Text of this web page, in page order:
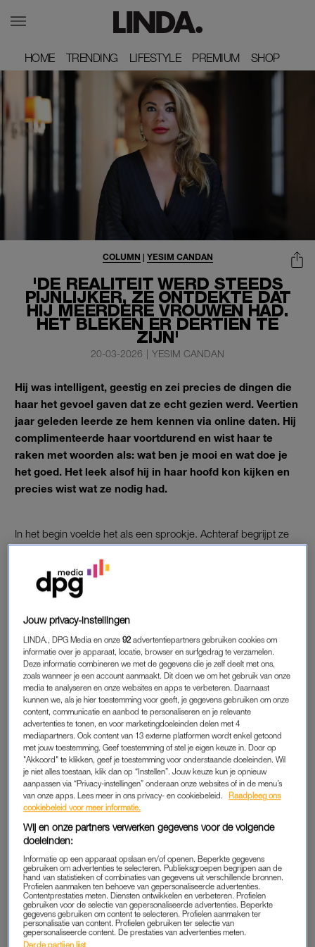
HOME
HOME TRENDING
TRENDING LIFESTYLE
LIFESTYLE PREMIUM
PREMIUM SHOP
SHOP
'DE REALITEIT WERD STEEDS
PIJNLIJKER, ZE ONTDEKTE DAT
HIJ MEERDERE VROUWEN HAD.
HET BLEKEN ER DERTIEN TE
ZIJN'
COLUMN | YESIM CANDAN
20-03-2026 | YESIM CANDAN
Hij was intelligent, geestig en zei precies de dingen die
haar het gevoel gaven dat ze echt gezien werd. Veertien
jaar geleden leerde ze hem kennen via online daten. Hij
complimenteerde haar voortdurend en wist haar te
raken met woorden als: wat ben je mooi en wat doe je
het goed. Het leek alsof hij in haar hoofd kon kijken en
precies wist wat ze nodig had.
In het begin voelde het als een sprookje. Achteraf begrijpt ze
dat dit‘love bombing’was: een overweldigende hoeveelheid
aandacht en liefde, die te mooi bleek om waar te zijn.
Trigger warning: dit artikel gaat over huiselijk geweld.
duwde haar weg en sprak openlijk over zijn twijfel aan
monogamie. Hij wilde zijn opties openhouden, terwijl zij zich
steeds meer aan hem bond. Tijdens de relatie begon hij te
schreeuwen en te schelden. Hij draaide situaties om en gaf
haar de schuld van zijn gedrag. Toch bleef hij haar tegelijkertijd
op een voetstuk plaatsen. Hij vertelde haar dat zij alles voor
hem was en dat hij haar nodig had. Die afwisseling tussen
afwijzing en verheerlijking zorgde voor verwarring en maakte
dat ze bleef hopen op de versie van hem uit het begin.
'Ze had zestig bewijsstukken:
werd de zaak geseponeerd'
LEES OOK
Toen ze gingen samenwonen, werd zijn gedrag grilliger. Hij
Jouw privacy-instellingen
LINDA., DPG Media en onze92 advertentiepartners gebruiken cookies om
informatie over je apparaat, locatie, browser en surfgedrag te verzamelen.
Deze informatie combineren we met de gegevens die je zelf deelt met ons,
zoals wanneer je een account aanmaakt. Dit doen we om het gebruik van onze
media te analyseren en onze websites en apps te verbeteren. Daarnaast
kunnen we, als je hier toestemming voor geeft, je gegevens gebruiken om onze
content, communicatie en aanbod te personaliseren en je relevante
advertenties te tonen, en voor marketingdoeleinden delen met 4
mediapartners. Ook content van 13 externe platformen wordt enkel getoond
met jouw toestemming. Geef toestemming of stel je eigen keuze in. Door op
"Akkoord" te klikken, geef je toestemming voor onderstaande doeleinden. Wil
je niet alles toestaan, klik dan op “Instellen”. Jouw keuze kun je opnieuw
aanpassen via “Privacy-instellingen” onderaan onze websites of in de menu’s
van onze apps. Lees meer in ons privacy- en cookiebeleid.
Raadpleeg ons
cookiebeleid voor meer informatie.
Wij en onze partners verwerken gegevens voor de volgende
doeleinden:
Informatie op een apparaat opslaan en/of openen. Beperkte gegevens
gebruiken om advertenties te selecteren. Publieksgroepen begrijpen aan de
hand van statistieken of combinaties van gegevens uit verschillende bronnen.
Profielen aanmaken ten behoeve van gepersonaliseerde advertenties.
Contentprestaties meten. Diensten ontwikkelen en verbeteren. Profielen
gebruiken voor de selectie van gepersonaliseerde advertenties. Beperkte
gegevens gebruiken om content te selecteren. Profielen aanmaken ter
personalisatie van content. Profielen gebruiken ter selectie van
gepersonaliseerde content. De prestaties van advertenties meten.
Derde partijen lijst